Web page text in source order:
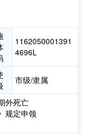
1162050001391
4696L
市级/隶属
外死亡
规定申领